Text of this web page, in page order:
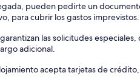
pueden pedirte un
para cubrir los gastos imprevistos.
las solicitudes
adicional.
acepta tarjetas de